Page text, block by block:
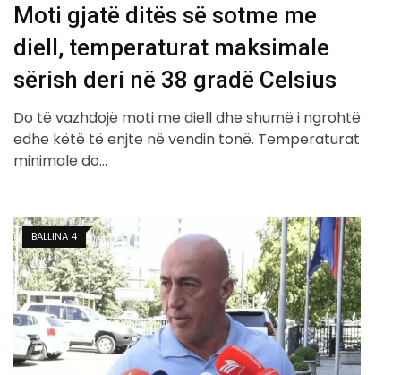
Moti gjatë ditës së sotme me
diell, temperaturat maksimale
sërish deri në 38 gradë Celsius
Do të vazhdojë moti me diell dhe shumë i ngrohtë
edhe këtë të enjte në vendin tonë. Temperaturat
minimale do…
BALLINA 4